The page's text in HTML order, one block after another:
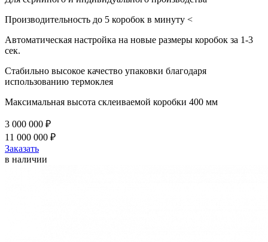
Производительность до 5 коробок в минуту <
Автоматическая настройка на новые размеры коробок за 1-3
сек.
Стабильно высокое качество упаковки благодаря
использованию термоклея
Максимальная высота склеиваемой коробки 400 мм
3 000 000 ₽
11 000 000 ₽
Заказать
в наличии